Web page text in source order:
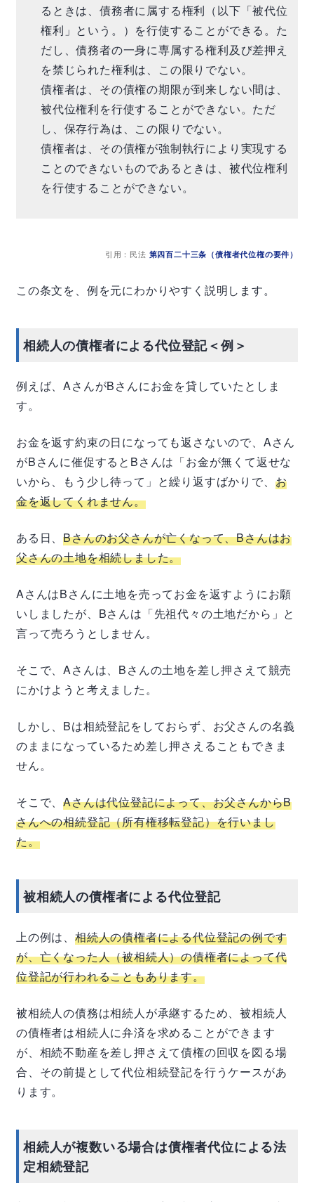
るときは、債務者に属する権利（以下「被代位
権利」という。）を行使することができる。た
だし、債務者の一身に専属する権利及び差押え
を禁じられた権利は、この限りでない。
債権者は、その債権の期限が到来しない間は、
被代位権利を行使することができない。ただ
し、保存行為は、この限りでない。
債権者は、その債権が強制執行により実現する
ことのできないものであるときは、被代位権利
を行使することができない。
引用：民法 第四百二十三条（債権者代位権の要件）
この条文を、例を元にわかりやすく説明します。
相続人の債権者による代位登記＜例＞
例えば、AさんがBさんにお金を貸していたとしま
す。
お金を返す約束の日になっても返さないので、 Aさん
がBさんに催促すると Bさんは「お金が無くて返せな
いから、もう少し待って」と繰り返すばかりで、 お
金を返してくれません。
ある日、Bさんのお父さんが亡くなって、Bさんはお
父さんの土地を相続しました。
AさんはBさんに土地を売ってお金を返すようにお願
いしましたが、 Bさんは「先祖代々の土地だから」と
言って売ろうとしません。
そこで、Aさんは、 Bさんの土地を差し押さえて競売
にかけようと考えました。
しかし、 Bは相続登記をしておらず、お父さんの名義
のままになっているため差し押さえることもできま
せん。
そこで、Aさんは代位登記によって、お父さんからB
さんへの相続登記（所有権移転登記）を行いまし
た。
被相続人の債権者による代位登記
上の例は、 相続人の債権者による代位登記の例です
が、亡くなった人（被相続人）の債権者によって代
位登記が行われることもあります。
被相続人の債務は相続人が承継するため、被相続人
の債権者は相続人に弁済を求めることができます
が、相続不動産を差し押さえて債権の回収を図る場
合、その前提として代位相続登記を行うケースがあ
ります。
相続人が複数いる場合は債権者代位による法
定相続登記